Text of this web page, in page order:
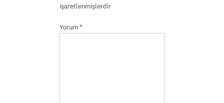
işaretlenmişlerdir
Yorum*